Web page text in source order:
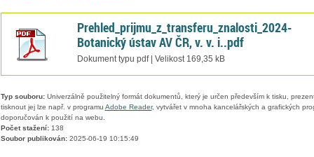
Prehled_prijmu_z_transferu_znalosti_2024-
Botanický ústav AV ČR, v. v. i..pdf
Dokument typu pdf | Velikost 169,35 kB
Typ souboru:Univerzálně použitelný formát dokumentů, který je určen především k tisku,
tisknout jej lze např. v programu Adobe Reader, vytvářet v mnoha kancelářských a grafických
doporučován k použití na webu.
Počet stažení:138
Soubor publikován:2025-06-19 10:15:49